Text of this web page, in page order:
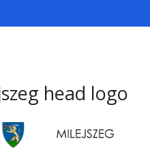
head logo